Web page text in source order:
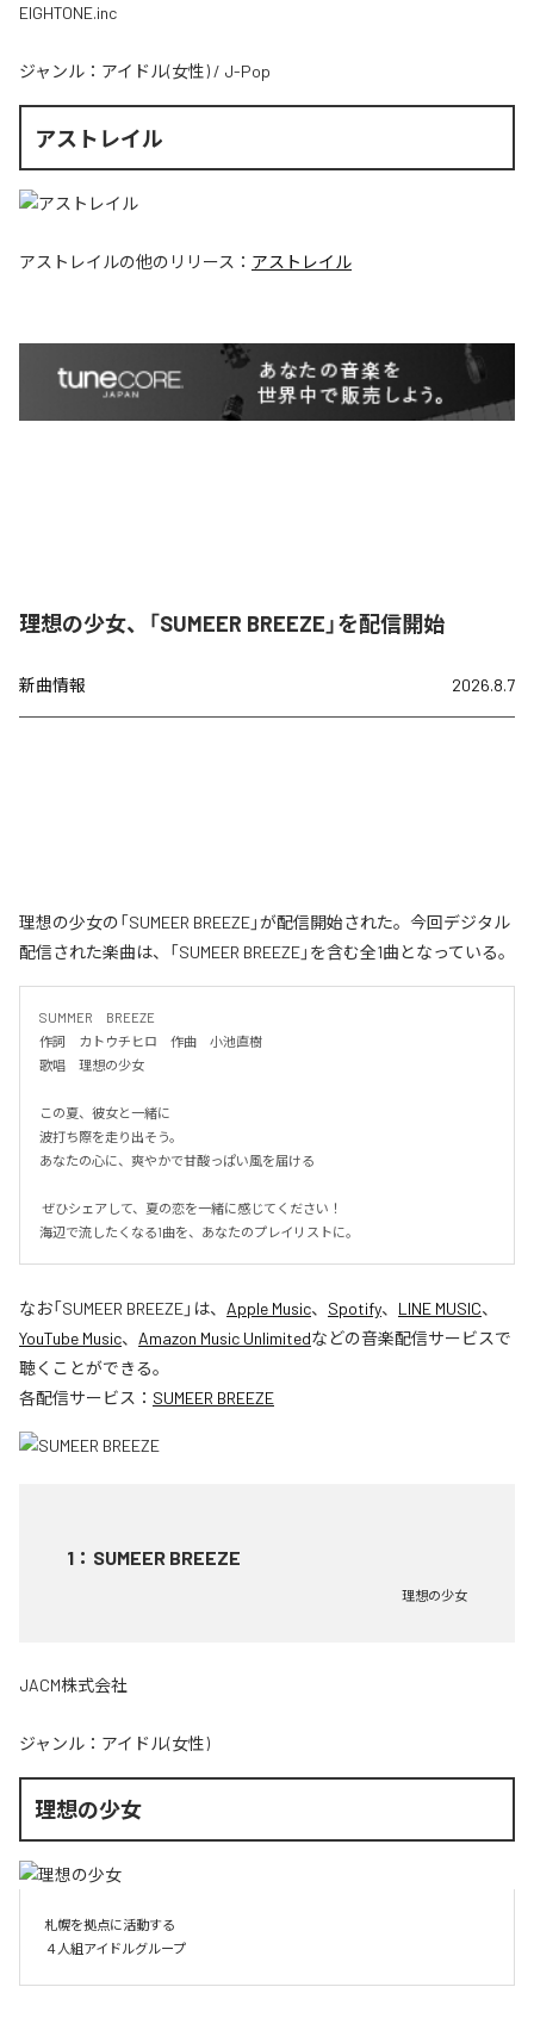
EIGHTONE.inc
ジャンル： アイドル(女性) / J-Pop
アストレイル
アストレイルの他のリリース： アストレイル
理想の少女、「SUMEER BREEZE」を配信開始
新曲情報 2026.8.7
理想の少女の「SUMEER BREEZE」が配信開始された。今回デジタル
配信された楽曲は、「SUMEER BREEZE」を含む全1曲となっている。
SUMMER　BREEZE
作詞　カトウチヒロ　作曲　小池直樹
歌唱　理想の少女
この夏、彼女と一緒に
波打ち際を走り出そう。
あなたの心に、爽やかで甘酸っぱい風を届ける
海辺で流したくなる1曲を、あなたのプレイリストに。
なお「SUMEER BREEZE」は、 Apple Music、 Spotify、 LINE MUSIC、
YouTube Music、 Amazon Music Unlimitedなどの音楽配信サービスで
聴くことができる。
各配信サービス： SUMEER BREEZE
1 ： SUMEER BREEZE
理想の少女
JACM株式会社
ジャンル： アイドル(女性)
理想の少女
札幌を拠点に活動する
４人組アイドルグループ